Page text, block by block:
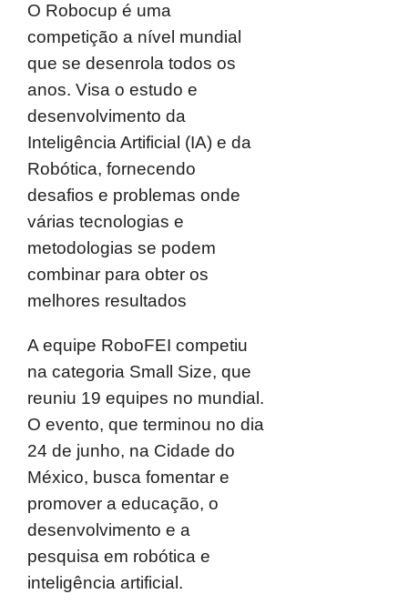
O Robocup é uma
competição a nível mundial
que se desenrola todos os
anos. Visa o estudo e
desenvolvimento da
Inteligência Artificial (IA) e da
Robótica, fornecendo
desafios e problemas onde
várias tecnologias e
metodologias se podem
combinar para obter os
melhores resultados
A equipe RoboFEI competiu
na categoria Small Size, que
reuniu 19 equipes no mundial.
O evento, que terminou no dia
24 de junho, na Cidade do
México, busca fomentar e
promover a educação, o
desenvolvimento e a
pesquisa em robótica e
inteligência artificial.